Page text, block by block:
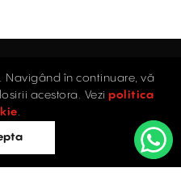
Evaluări
Navigând în continuare, vă
acestora. Vezi politica
.